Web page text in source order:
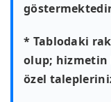
* Tablodaki
olup; hizmetin
özel